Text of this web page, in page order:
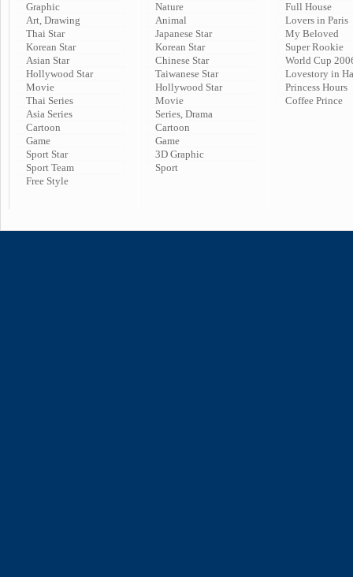
Graphic
Art, Drawing
Thai Star
Korean Star
Asian Star
Hollywood Star
Movie
Thai Series
Asia Series
Cartoon
Game
Sport Star
Sport Team
Free Style
Nature
Animal
Japanese Star
Korean Star
Chinese Star
Taiwanese Star
Hollywood Star
Movie
Series, Drama
Cartoon
Game
3D Graphic
Sport
Full House
Lovers in Paris
My Beloved
Super Rookie
World Cup
Lovestory in
Princess Hours
Coffee Prince